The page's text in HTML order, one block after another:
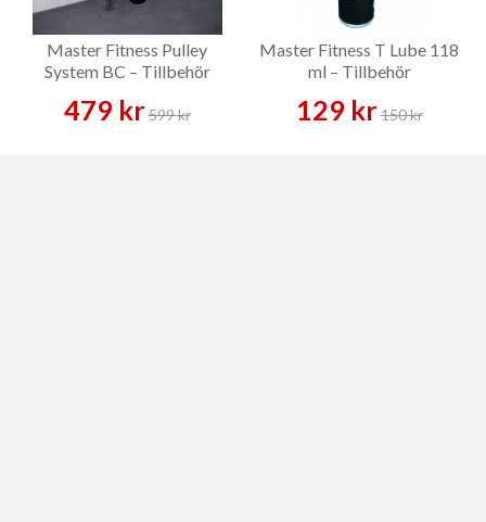
Master Fitness Pulley
System BC – Tillbehör
479 kr599 kr
Master Fitness T Lube 118
ml – Tillbehör
129 kr150 kr